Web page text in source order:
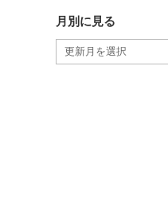
月別に見る